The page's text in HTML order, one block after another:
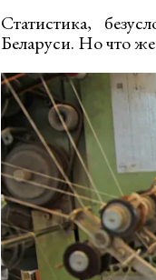
Статистика,
Беларуси. Но что